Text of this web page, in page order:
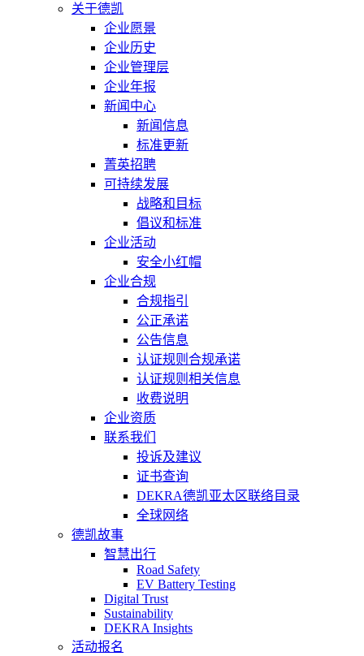
关于德凯
企业愿景
企业历史
企业管理层
企业年报
新闻中心
新闻信息
标准更新
菁英招聘
可持续发展
战略和目标
倡议和标准
企业活动
安全小红帽
企业合规
合规指引
公正承诺
公告信息
认证规则合规承诺
认证规则相关信息
收费说明
企业资质
联系我们
投诉及建议
证书查询
DEKRA德凯亚太区联络目录
全球网络
德凯故事
智慧出行
Road Safety
EV Battery Testing
Digital Trust
Sustainability
DEKRA Insights
活动报名